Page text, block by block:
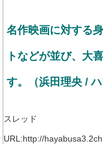
名作映画に対する
トなどが並び、大
す。（浜田理央 / ハ
スレッド
URL:http://